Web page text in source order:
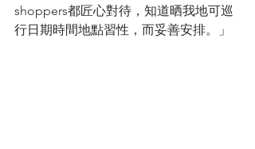
shoppers都匠心對待，知道晒我地可巡
行日期時間地點習性，而妥善安排。」